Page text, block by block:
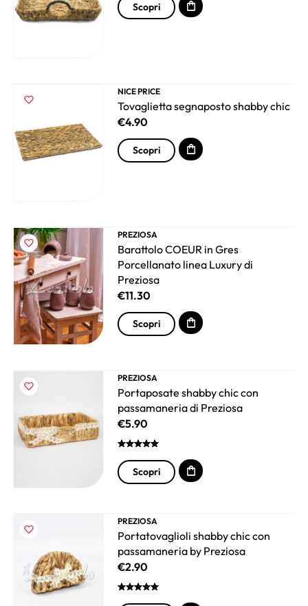
Scopri
NICE PRICE
Tovaglietta segnaposto shabby chic
€4.90
Scopri
PREZIOSA
Barattolo COEUR in Gres
Porcellanato linea Luxury di
Preziosa
€11.30
Scopri
PREZIOSA
Portaposate shabby chic con
passamaneria di Preziosa
€5.90
Scopri
PREZIOSA
Portatovaglioli shabby chic con
passamaneria by Preziosa
€2.90